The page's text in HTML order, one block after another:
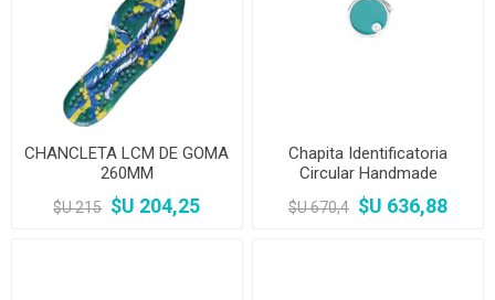
CHANCLETA LCM DE GOMA
260MM
$U 215 $U 204,25
Chapita Identificatoria
Circular Handmade
Turquesa Chico
$U 670,4 $U 636,88